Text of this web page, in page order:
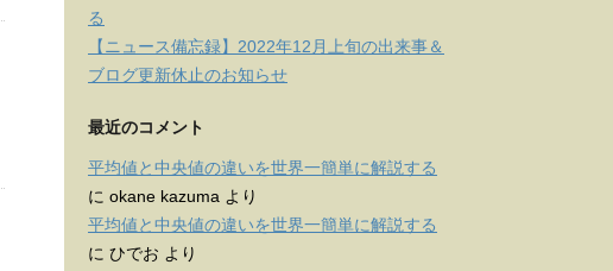
る
【ニュース備忘録】2022年12月上旬の出来事＆
ブログ更新休止のお知らせ
最近のコメント
平均値と中央値の違いを世界一簡単に解説する
に okane kazuma より
平均値と中央値の違いを世界一簡単に解説する
に ひでお より